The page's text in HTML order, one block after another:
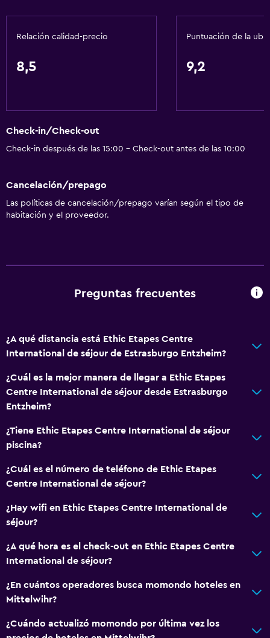
Relación calidad-precio
8,5
Puntuación de la
9,2
Check-in/Check-out
Check-in después de las 15:00 - Check-out antes de las 10:00
Cancelación/prepago
Las políticas de cancelación/prepago varían según el tipo de
habitación y el proveedor.
Preguntas frecuentes
¿A qué distancia está Ethic Etapes Centre
International de séjour de Estrasburgo Entzheim?
¿Cuál es la mejor manera de llegar a Ethic Etapes
Centre International de séjour desde Estrasburgo
Entzheim?
¿Tiene Ethic Etapes Centre International de séjour
piscina?
¿Cuál es el número de teléfono de Ethic Etapes
Centre International de séjour?
¿Hay wifi en Ethic Etapes Centre International de
séjour?
¿A qué hora es el check-out en Ethic Etapes Centre
International de séjour?
¿En cuántos operadores busca momondo hoteles en
Mittelwihr?
¿Cuándo actualizó momondo por última vez los